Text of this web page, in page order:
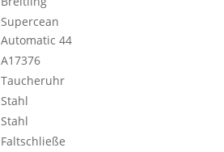
Supercean
Automatic 44
A17376
Taucheruhr
Stahl
Stahl
Faltschließe